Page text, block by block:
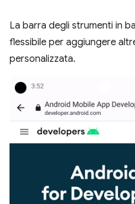
La barra degli strumenti in
flessibile per aggiungere
personalizzata.